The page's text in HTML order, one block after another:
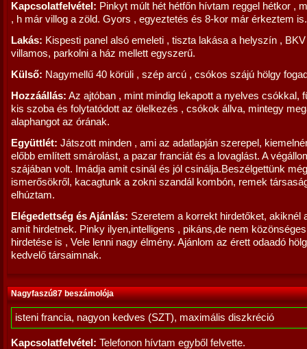
Kapcsolatfelvétel: Pinkyt múlt hét hétfőn hívtam reggel hétkor ,
, h már villog a zöld. Gyors , egyeztetés és 8-kor már érkeztem is.
Lakás: Kispesti panel alsó emeleti , tiszta lakása a helyszín ,
villamos, parkolni a ház mellett egyszerű.
Külső: Nagymellű 40 körüli , szép arcú , csókos szájú hölgy
Hozzáállás: Az ajtóban , mint mindig lekapott a nyelves csókkal,
kis szoba és folytatódott az ölelkezés , csókok állva, mintegy
alaphangot az órának.
Együttlét: Játszott minden , ami az adatlapján szerepel,
előbb említett smárolást, a pazar franciát és a lovaglást. A
szájában volt. Imádja amit csinál és jól csinálja.Beszélgettünk
ismerősökről, kacagtunk a zokni szandál kombón, remek
elhúztam.
Elégedettség és Ajánlás: Szeretem a korrekt hirdetőket, akiknél
amit hirdetnek. Pinky ilyen,intelligens , pikáns,de nem
hirdetése is , Vele lenni nagy élmény. Ajánlom az érett odaadó
kedvelő társaimnak.
Nagyfaszú87 beszámolója
isteni francia, nagyon kedves (SZT), maximális diszkréció
Kapcsolatfelvétel: Telefonon hívtam egyből felvette.